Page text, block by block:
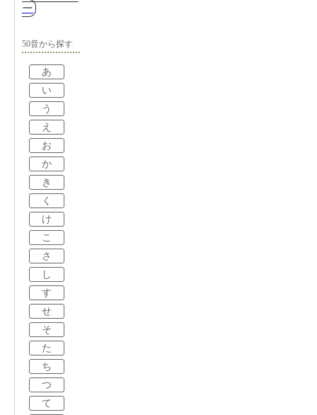
ー
50音から探す
あ
い
う
え
お
か
き
く
け
こ
さ
し
す
せ
そ
た
ち
つ
て